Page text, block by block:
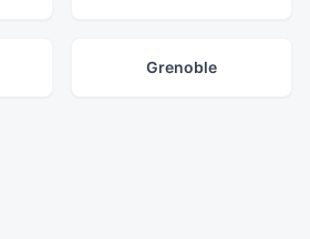
Grenoble